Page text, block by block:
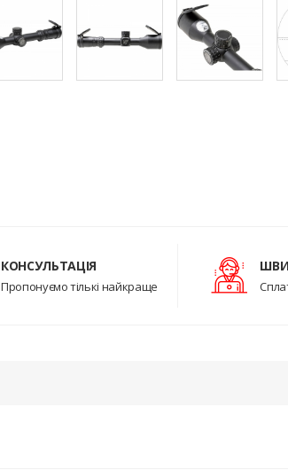
КОНСУЛЬТАЦІЯ
Пропонуємо тількі найкраще